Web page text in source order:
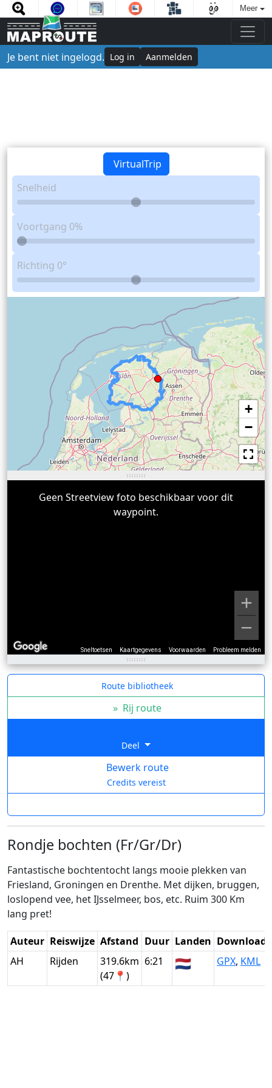
Meer
Je bent niet ingelogd. Log in Aanmelden
VirtualTrip
Snelheid
Voortgang 0%
Richting 0°
+
−
Sneltoetsen Kaartgegevens Voorwaarden Probleem melden
Geen Streetview foto beschikbaar voor dit
waypoint.
Route bibliotheek
» Rij route
Deel
Bewerk route
Credits vereist
Rondje bochten (Fr/Gr/Dr)
Fantastische bochtentocht langs mooie plekken van
Friesland, Groningen en Drenthe. Met dijken, bruggen,
loslopend vee, het IJsselmeer, bos, etc. Ruim 300 Km
lang pret!
Auteur Reiswijze Afstand Duur Landen Download
AH
Rijden
319.6km
(47📍)
6:21 🇳🇱 GPX, KML